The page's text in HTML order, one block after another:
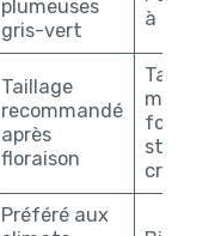
plumeuses
gris-vert
à
Taillage
recommandé
après
floraison
forme
Préféré aux